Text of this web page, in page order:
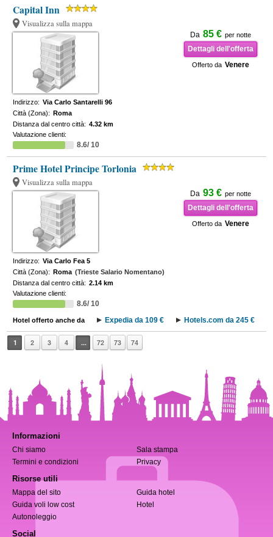
Capital Inn
Visualizza sulla mappa
Da 85 € per notte
Dettagli dell'offerta
Offerto da Venere
Indirizzo: Via Carlo Santarelli 96
Città (Zona): Roma
Distanza dal centro città: 4.32 km
Valutazione clienti:
8.6/ 10
Prime Hotel Principe Torlonia
Visualizza sulla mappa
Da 93 € per notte
Dettagli dell'offerta
Offerto da Venere
Indirizzo: Via Carlo Fea 5
Città (Zona): Roma (Trieste Salario Nomentano)
Distanza dal centro città: 2.14 km
Valutazione clienti:
8.6/ 10
Hotel offerto anche da Expedia da 109 € Hotels.com da 245 €
1 2 3 4 ... 72 73 74
Informazioni
Chi siamo
Sala stampa
Termini e condizioni
Privacy
Risorse utili
Mappa del sito
Guida hotel
Guida voli low cost
Hotel
Autonoleggio
Social